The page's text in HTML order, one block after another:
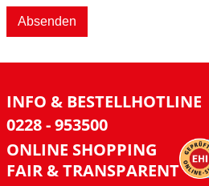
Absenden
INFO & BESTELLHOTLINE
0228 - 953500
ONLINE SHOPPING
FAIR & TRANSPARENT